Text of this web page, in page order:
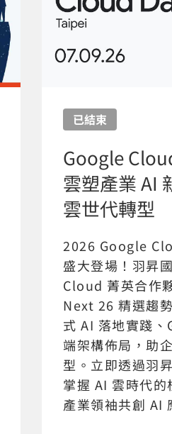
已結束
Google
雲塑產業 AI
雲世代轉型
2026 Google
盛大登場！羽昇
Cloud 菁英合作
Next 26 精選趨
式 AI 落地實踐
端架構佈局，助
型。立即透過羽
掌握 AI 雲時代的
產業領袖共創 AI